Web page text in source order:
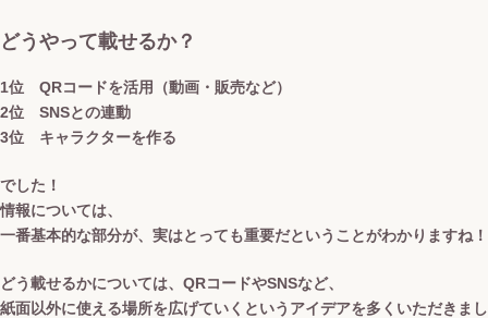
どうやって載せるか？
1位 QRコードを活用（動画・販売など）
2位 SNSとの連動
3位 キャラクターを作る
でした！
情報については、
一番基本的な部分が、実はとっても重要だということがわかりますね！
どう載せるかについては、QRコードやSNSなど、
紙面以外に使える場所を広げていくというアイデアを多くいただきまし